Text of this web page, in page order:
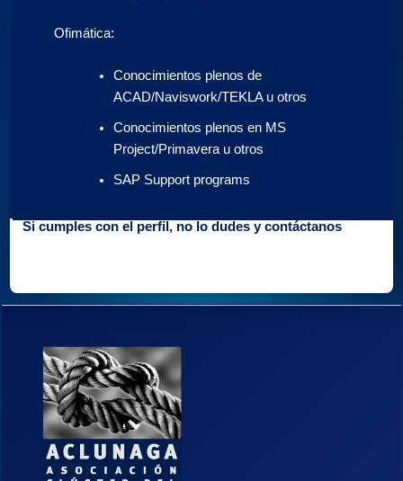
Ofimática:
Conocimientos plenos de
ACAD/Naviswork/TEKLA u otros
Conocimientos plenos en MS
Project/Primavera u otros
SAP Support programs
Si cumples con el perfil, no lo dudes y contáctanos